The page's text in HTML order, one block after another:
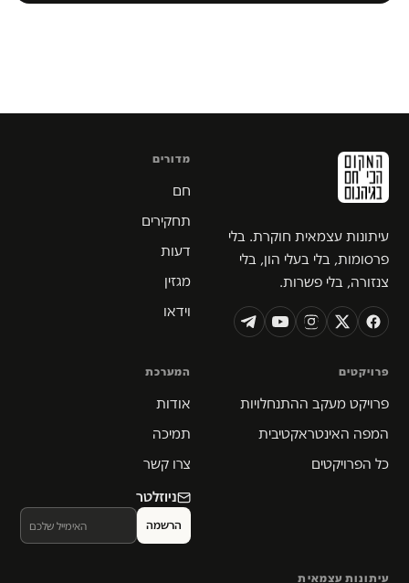
עיתונות עצמאית חוקרת. בלי
פרסומות, בלי בעלי הון, בלי
צנזורה, בלי פשרות.
מדורים
חם
תחקירים
דעות
מגזין
וידאו
פרויקטים
פרויקט מעקב ההתנחלויות
המפה האינטראקטיבית
כל הפרויקטים
המערכת
אודות
תמיכה
צרו קשר
ניוזלטר
עיתונות עצמאית